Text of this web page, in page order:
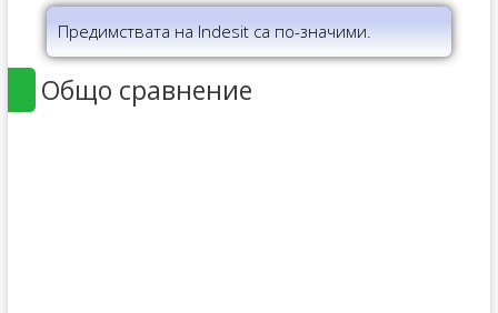
Предимствата на Indesit са по-значими.
Общо сравнение